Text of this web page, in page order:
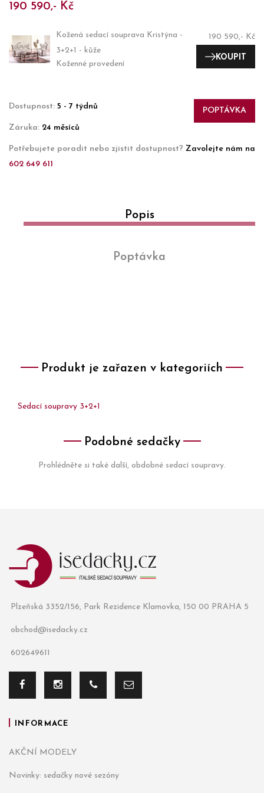
190 590,- Kč
Kožená sedací souprava Kristýna -
3+2+1 - kůže
Koženné provedení
190 590,- Kč
KOUPIT
POPTÁVKA
Dostupnost: 5 - 7 týdnů
Záruka: 24 měsíců
Potřebujete poradit nebo zjistit dostupnost? Zavolejte nám na
602 649 611
Popis
Poptávka
Produkt je zařazen v kategoriích
Sedací soupravy 3+2+1
Podobné sedačky
Prohlédněte si také další, obdobné sedací soupravy.
Plzeňská 3352/156, Park Rezidence Klamovka, 150 00 PRAHA 5
obchod@isedacky.cz
602649611
INFORMACE
AKČNÍ MODELY
Novinky: sedačky nové sezóny